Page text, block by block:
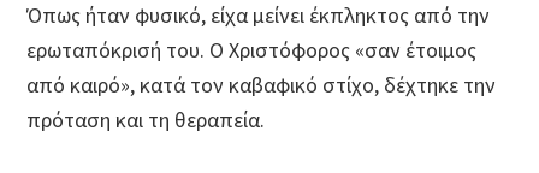
Όπως ήταν φυσικό, είχα μείνει έκπληκτος από την
ερωταπόκρισή του. Ο Χριστόφορος «σαν έτοιμος
από καιρό», κατά τον καβαφικό στίχο, δέχτηκε την
πρόταση και τη θεραπεία.